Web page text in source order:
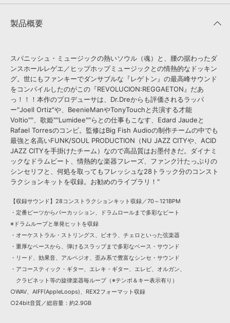
製品概要
スパニッシュ・ミュージックの熱いソウル（魂）と、腰の据わったダ
ンスホールレゲエ／ヒップホップミュージックとの情熱的なドッキン
グ。世にもファンキーでダンサブルな『レゲトン』の最高峰サウンド
をコンパイルしたのがこの『REVOLUCION:REGGAETON』だあ
っ！！！本作のプロデューサは、Dr.Dreからも評価されるラッパ
ー"Joell Ortiz"や、BeenieManやTonyTouchと共演する才能
Voltio""、歌姫""Lumidee""らとの仕事もこなす、Edard Jaudeと
Rafael Torresのコンビ。監修はBig Fish Audioの制作チームの中でも
最強と名高いFUNK/SOUL PRODUCTION（NU JAZZ CITYや、ACID
JAZZ CITYを手掛けたチーム）なので高品質はお墨付きだ。ダイナミ
ックなドラムビート、情熱的な楽器フレーズ、ファンク汁たっぷりの
シンセリフと、何処を取ってもフレッシュな28トラック分のコンスト
ラクションキットを収録。お勧めのライブラリ！"
【収録サウンド】28コンストラクションキット収録／70～121BPM
・定番ビーツからパーカッション、ドラムロールまで多彩なビート
※ドラムループと単発ヒットを収録
・オーケストラル・ストリングス、ビオラ、チェロといった弦楽器
・重厚なベースから、弾けるスラップまで多彩なベース・サウンド
・リード、効果音、アルペジオ、歪み系で豊富なシンセ・サウンド
・アコースティック・ギター、エレキ・ギター、エレピ、オルガン、
クラビネット等の旋律楽器毎ループ（※テンポ＆キー表示有り）
○WAV、AIFF(AppleLoops)、REX2フォーマット収録
○24bit音質／総容量：約2.9GB